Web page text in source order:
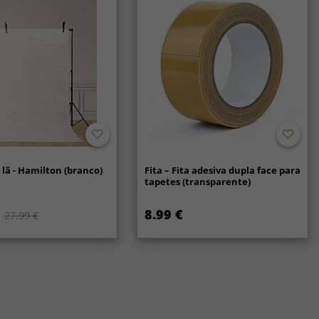
- Hamilton (branco)
27.99 €
Fita – Fita adesiva dupla face para
tapetes (transparente)
8.99 €